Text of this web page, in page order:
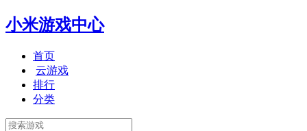
小米游戏中心
首页
云游戏
排行
分类